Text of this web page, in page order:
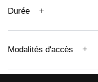
Durée
Modalités d'accès